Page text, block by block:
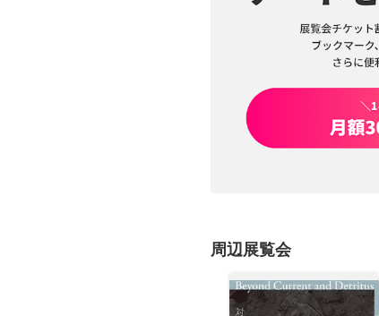
周辺展覧会